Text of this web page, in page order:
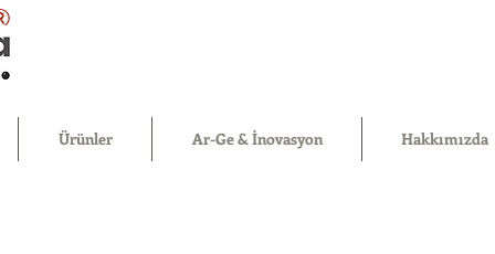
Ürünler Ar-Ge & İnovasyon Hakkımızda